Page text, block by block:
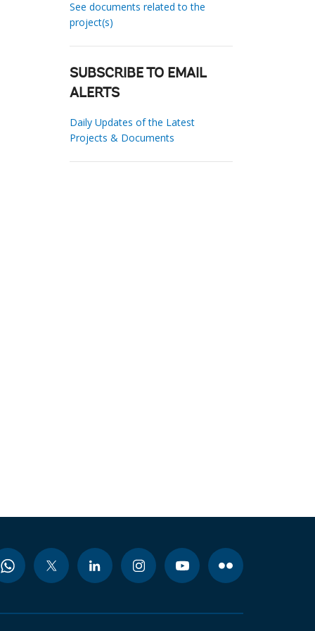
See documents related to the
project(s)
SUBSCRIBE TO EMAIL
ALERTS
Daily Updates of the Latest
Projects & Documents